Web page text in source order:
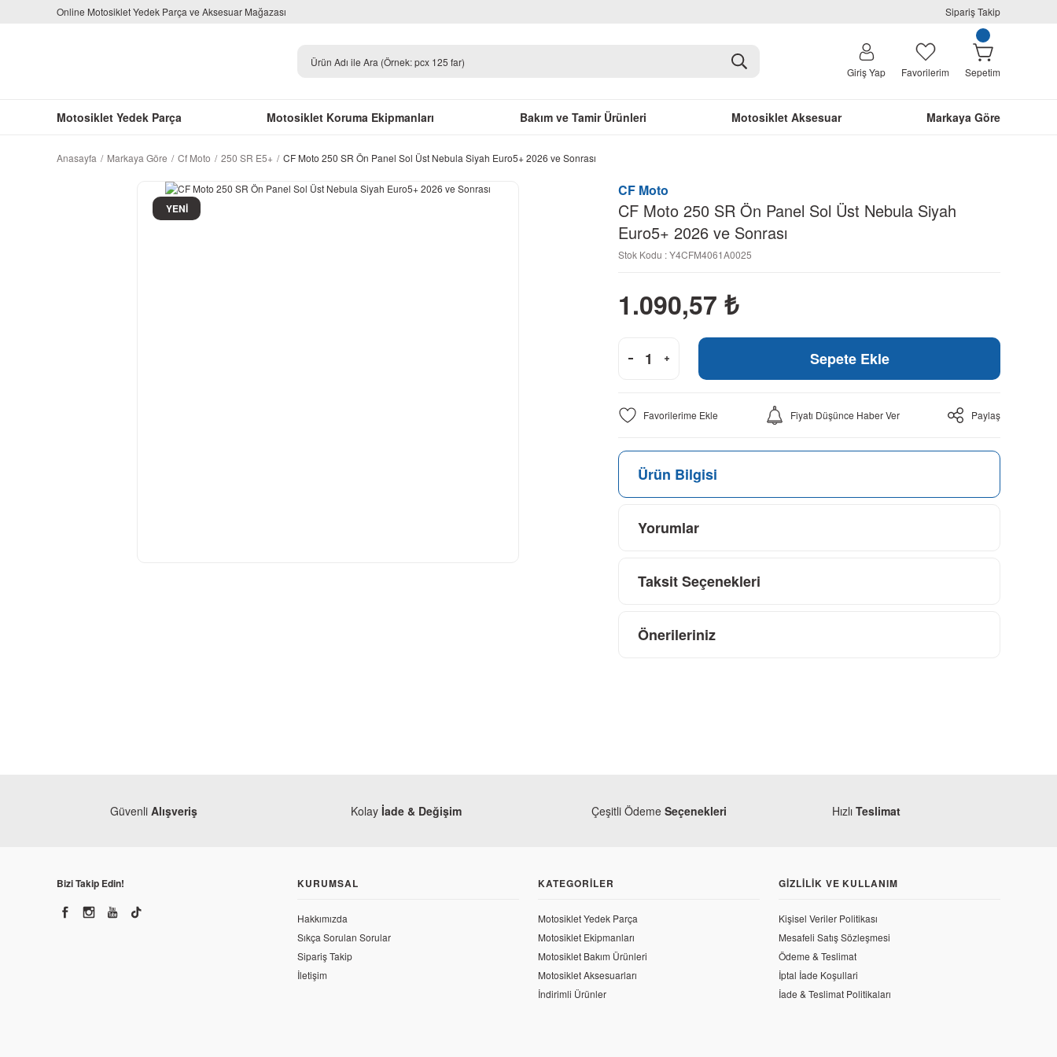
Online Motosiklet Yedek Parça ve Aksesuar Mağazası Sipariş Takip
Giriş Yap Favorilerim Sepetim
Motosiklet Yedek Parça Motosiklet Koruma Ekipmanları Bakım ve Tamir Ürünleri Motosiklet Aksesuar Markaya Göre
Anasayfa Markaya Göre Cf Moto 250 SR E5+ CF Moto 250 SR Ön Panel Sol Üst Nebula Siyah Euro5+ 2026 ve Sonrası
YENİ
CF Moto
CF Moto 250 SR Ön Panel Sol Üst Nebula Siyah
Euro5+ 2026 ve Sonrası
Stok Kodu : Y4CFM4061A0025
1.090,57 ₺
Sepete Ekle
Fiyatı Düşünce Haber Ver Paylaş
Ürün Bilgisi
Yorumlar
Taksit Seçenekleri
Önerileriniz
Güvenli Alışveriş Kolay İade & Değişim Çeşitli Ödeme Seçenekleri Hızlı Teslimat
Bizi Takip Edin! KURUMSAL
Hakkımızda
Sıkça Sorulan Sorular
Sipariş Takip
İletişim
KATEGORILER
Motosiklet Yedek Parça
Motosiklet Ekipmanları
Motosiklet Bakım Ürünleri
Motosiklet Aksesuarları
İndirimli Ürünler
GIZLILIK VE KULLANIM
Kişisel Veriler Politikası
Mesafeli Satış Sözleşmesi
Ödeme & Teslimat
İptal İade Koşullari
İade & Teslimat Politikaları